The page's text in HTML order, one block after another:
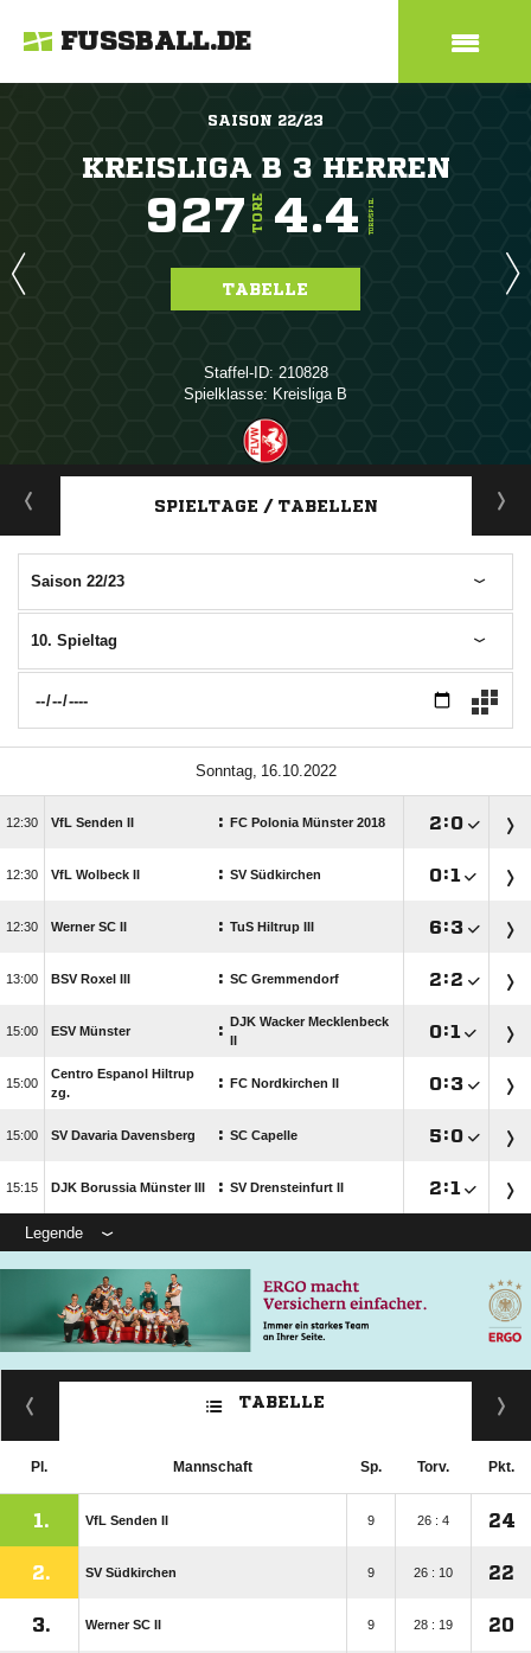
FUSSBALL.DE
SAISON 22/23
KREISLIGA B 3 HERREN
927 TORE 4.4 TORE/SPIEL
TABELLE
Staffel-ID: 210828
Spielklasse: Kreisliga B
ANZEIGE
SPIELTAGE / TABELLEN
Saison 22/23
10. Spieltag
 
 VfL Senden II : FC Polonia Münster 2018 :
 VfL Wolbeck II : SV Südkirchen :
 Werner SC II : TuS Hiltrup III :
 BSV Roxel III : SC Gremmendorf :
 ESV Münster : DJK Wacker Mecklenbeck
II
:

Centro Espanol Hiltrup
zg.
: FC Nordkirchen II :
 SV Davaria Davensberg : SC Capelle :
 DJK Borussia Münster III : SV Drensteinfurt II :
Legende
TABELLE
Pl. Mannschaft Sp. Torv. Pkt.
1. VfL Senden II 9 26 : 4 24
2. SV Südkirchen 9 26 : 10 22
3. Werner SC II 9 28 : 19 20